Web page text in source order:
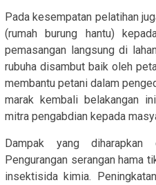
Pada kesempatan pelatihan
(rumah burung hantu)
pemasangan langsung di
rubuha disambut baik oleh
membantu petani dalam
marak kembali belakangan
mitra pengabdian kepada
Dampak yang
Pengurangan serangan hama
insektisida kimia.